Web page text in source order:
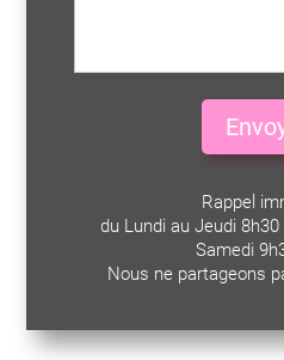
Rappel
du Lundi au Jeudi
Samedi
Nous ne partageons